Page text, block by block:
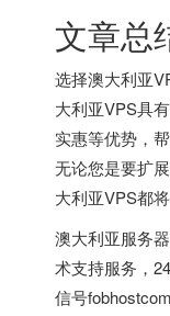
文章总
选择澳大利亚
大利亚VPS具
实惠等优势，
无论您是要扩
大利亚VPS都
澳大利亚服务器
术支持服务，
信号fobhostcom